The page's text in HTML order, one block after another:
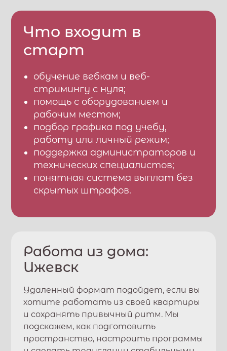
Что входит в
старт
обучение вебкам и веб-
стримингу с нуля;
помощь с оборудованием и
рабочим местом;
подбор графика под учебу,
работу или личный режим;
поддержка администраторов и
технических специалистов;
понятная система выплат без
скрытых штрафов.
Работа из дома:
Ижевск
Удаленный формат подойдет, если вы
хотите работать из своей квартиры
и сохранять привычный ритм. Мы
подскажем, как подготовить
пространство, настроить программы